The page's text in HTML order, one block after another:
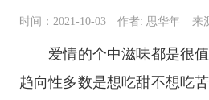
时间：2021-10-03 作者: 思华年 来
爱情的个中滋味都是很值
趋向性多数是想吃甜不想吃